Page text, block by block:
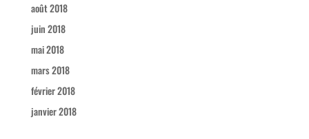
août 2018
juin 2018
mai 2018
mars 2018
février 2018
janvier 2018